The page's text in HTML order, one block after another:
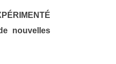
nouvelles